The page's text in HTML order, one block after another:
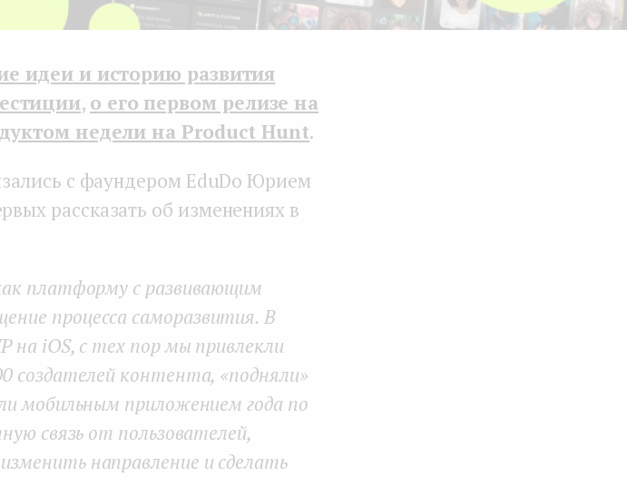
идеи и историю развития
, о его первом релизе на
недели на Product Hunt.
с фаундером EduDo Юрием
рассказать об изменениях в
платформу с развивающим
процесса саморазвития. В
на iOS, с тех пор мы привлекли
создателей контента, «подняли»
мобильным приложением года по
связь от пользователей,
направление и сделать